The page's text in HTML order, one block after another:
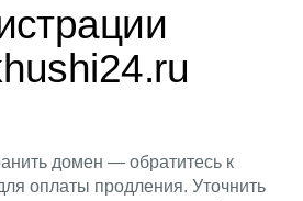
домен — обратитесь к
оплаты продления. Уточнить